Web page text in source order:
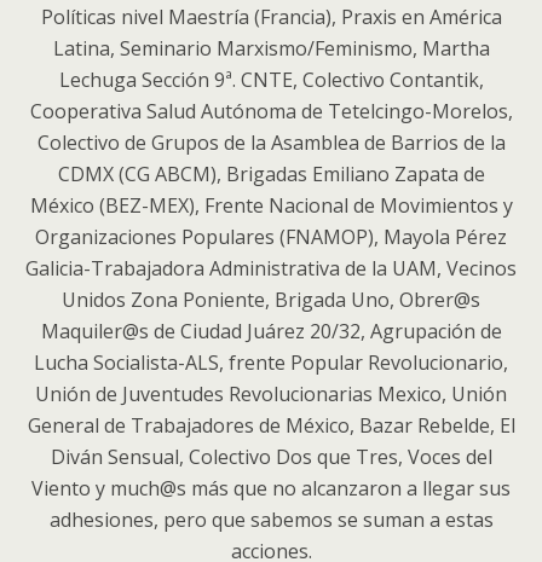
Políticas nivel Maestría (Francia), Praxis en América
Latina, Seminario Marxismo/Feminismo, Martha
Lechuga Sección 9ª. CNTE, Colectivo Contantik,
Cooperativa Salud Autónoma de Tetelcingo-Morelos,
Colectivo de Grupos de la Asamblea de Barrios de la
CDMX (CG ABCM), Brigadas Emiliano Zapata de
México (BEZ-MEX), Frente Nacional de Movimientos y
Organizaciones Populares (FNAMOP), Mayola Pérez
Galicia-Trabajadora Administrativa de la UAM, Vecinos
Unidos Zona Poniente, Brigada Uno, Obrer@s
Maquiler@s de Ciudad Juárez 20/32, Agrupación de
Lucha Socialista-ALS, frente Popular Revolucionario,
Unión de Juventudes Revolucionarias Mexico, Unión
General de Trabajadores de México, Bazar Rebelde, El
Diván Sensual, Colectivo Dos que Tres, Voces del
Viento y much@s más que no alcanzaron a llegar sus
adhesiones, pero que sabemos se suman a estas
acciones.